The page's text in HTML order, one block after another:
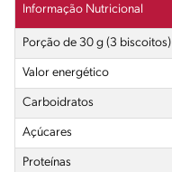
Informação Nutricional
Porção de 30 g (3 biscoitos)
Valor energético
Carboidratos
Açúcares
Proteínas